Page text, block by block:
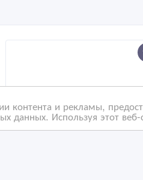
и рекламы,
данных. Используя этот